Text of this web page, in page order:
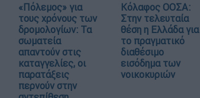
«Πόλεμος» για
τους χρόνους των
δρομολογίων: Τα
σωματεία
απαντούν στις
καταγγελίες, οι
παρατάξεις
περνούν στην
Κόλαφος ΟΟΣΑ:
Στην τελευταία
θέση η Ελλάδα για
το πραγματικό
διαθέσιμο
εισόδημα των
νοικοκυριών